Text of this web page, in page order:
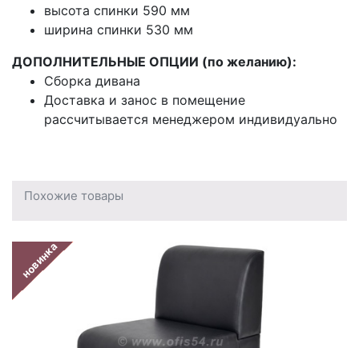
высота спинки 590 мм
ширина спинки 530 мм
ДОПОЛНИТЕЛЬНЫЕ ОПЦИИ (по желанию):
Сборка дивана
Доставка и занос в помещение
рассчитывается менеджером индивидуально
Похожие товары
новинка